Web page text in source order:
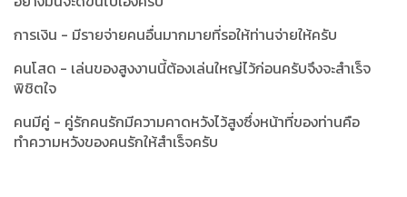
การเงิน - มีรายจ่ายคนอื่นมากมายที่รอให้ท่านจ่ายให้ครับ
คนโสด - เล่นของสูงงานนี้ต้องเล่นใหญ่ไว้ก่อนครับจึงจะสำเร็จ
พิชิตใจ
คนมีคู่ - คู่รักคนรักมีความคาดหวังไว้สูงซึ่งหน้าที่ของท่านคือ
ทำความหวังของคนรักให้สำเร็จครับ